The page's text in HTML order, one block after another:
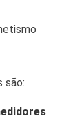
são: